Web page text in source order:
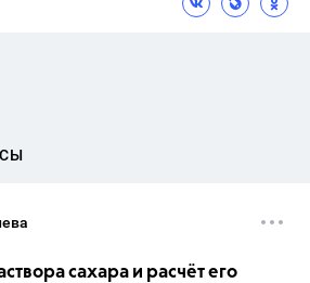
сахара и расчёт его